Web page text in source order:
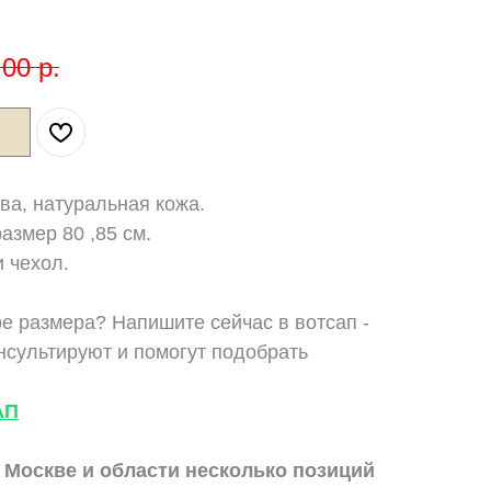
р.
натуральная кожа.
80 ,85 см.
чехол.
размера? Напишите сейчас в вотсап -
и помогут подобрать
и области несколько позиций